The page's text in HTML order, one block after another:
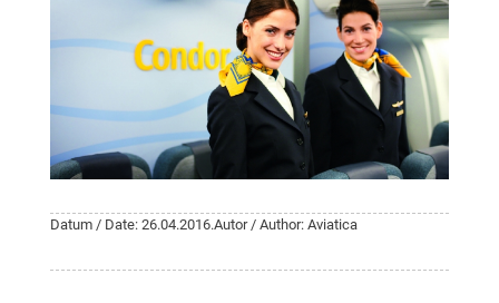
Datum / Date: 26.04.2016.Autor / Author: Aviatica